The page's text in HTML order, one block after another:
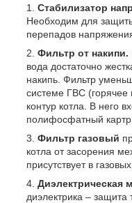
Стабилизатор
Необходим для
перепадов
Фильтр от накипи.
вода достаточно
накипь. Фильтр
системе ГВС (горячее
контур котла. В него
полифосфатный
Фильтр газовый
котла от засорения
присутствует в
Диэлектрическая
диэлектрика – защита